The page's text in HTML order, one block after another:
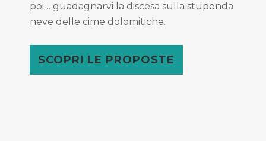
poi… guadagnarvi la discesa sulla stupenda
neve delle cime dolomitiche.
SCOPRI LE PROPOSTE